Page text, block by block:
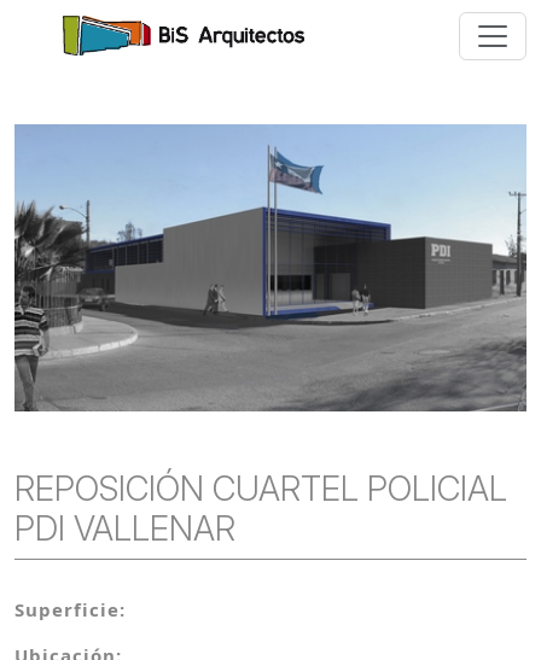
REPOSICIÓN CUARTEL POLICIAL
PDI VALLENAR
Superficie: